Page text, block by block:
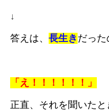
↓
答えは、 長生きだった
「え！！！！！！」
正直、それを聞いたと